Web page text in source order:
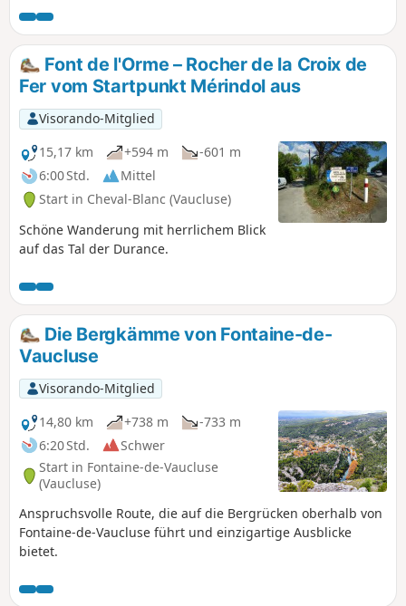
seiner Burg. Eine sehr schöne, sportliche
Wanderung in den Schluchten von Véroncle,
bei der Sie entlang des Weges mehrere
Mühlenruinen aus verschiedenen Epochen
entdecken können. Einige Leitern und Seile
sowie eine obligatorische Passage durch
den alten Schornstein einer Mühle. Planen
Sie für diese Wanderung 4 Stunden ein und
nicht 2,5 Stunden, wie angegeben. Nicht mit
Hunden, bei Regen oder nach Regen sowie
bei zu großer Hitze unternehmen. Lesen Sie
die Bewertungen.
Font de l'Orme – Rocher de la Croix de
Fer vom Startpunkt Mérindol aus
Visorando-Mitglied
15,17 km
+594 m
-601 m
6:00 Std.
Mittel
Start in Cheval-Blanc (Vaucluse)
Schöne Wanderung mit herrlichem Blick
auf das Tal der Durance.
Die Bergkämme von Fontaine-de-
Vaucluse
Visorando-Mitglied
14,80 km
+738 m
-733 m
6:20 Std.
Schwer
Start in Fontaine-de-Vaucluse
(Vaucluse)
Anspruchsvolle Route, die auf die Bergrücken oberhalb von
Fontaine-de-Vaucluse führt und einzigartige Ausblicke
bietet.